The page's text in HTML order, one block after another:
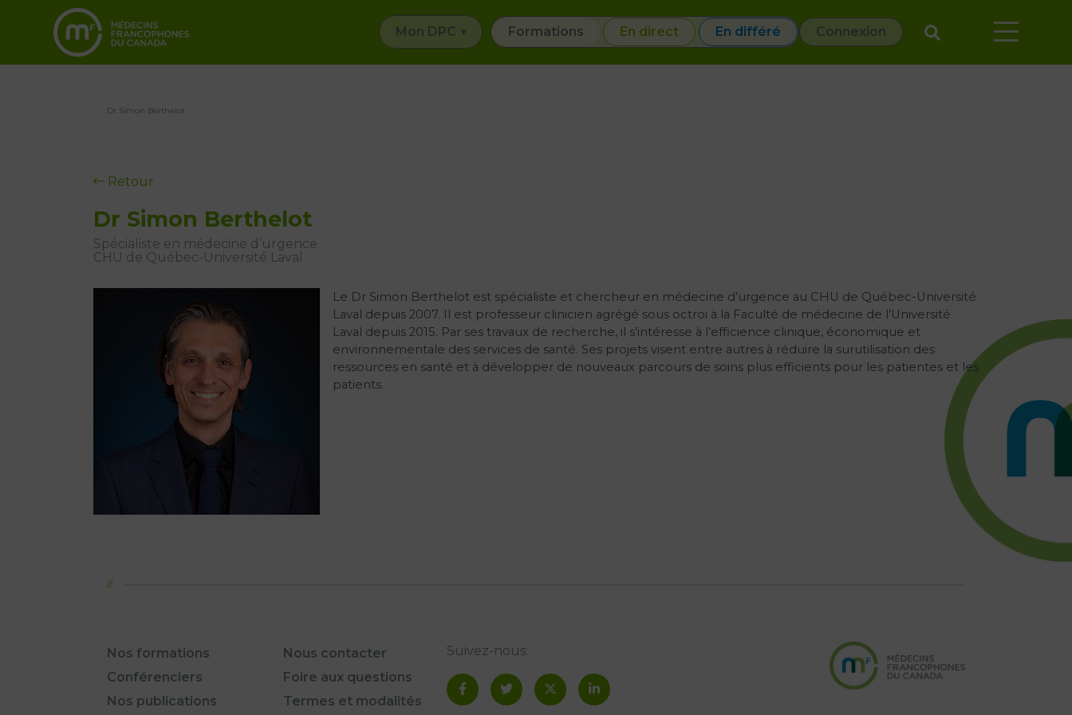
Mon DPC Formations En direct En différé Connexion
Dr Simon Berthelot
Retour
Dr Simon Berthelot
Spécialiste en médecine d’urgence
CHU de Québec-Université Laval
Le Dr Simon Berthelot est spécialiste et chercheur en médecine d’urgence au CHU de Québec-Université
Laval depuis 2007. Il est professeur clinicien agrégé sous octroi à la Faculté de médecine de l’Université
Laval depuis 2015. Par ses travaux de recherche, il s’intéresse à l’efficience clinique, économique et
environnementale des services de santé. Ses projets visent entre autres à réduire la surutilisation des
ressources en santé et à développer de nouveaux parcours de soins plus efficients pour les patientes et les
patients.
Nos formations
Conférenciers
Nos publications
Nous contacter
Foire aux questions
Termes et modalités
Suivez-nous: